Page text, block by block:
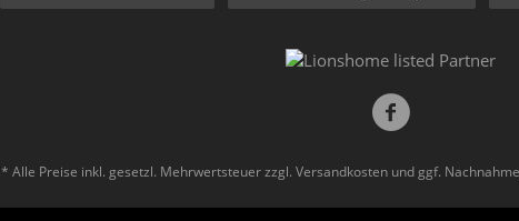
* Alle Preise inkl. gesetzl. Mehrwertsteuer zzgl. Versandkostenund ggf.